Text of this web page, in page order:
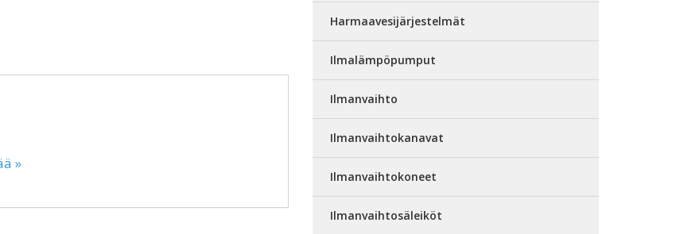
»
Harmaavesijärjestelmät
Ilmalämpöpumput
Ilmanvaihto
Ilmanvaihtokanavat
Ilmanvaihtokoneet
Ilmanvaihtosäleiköt